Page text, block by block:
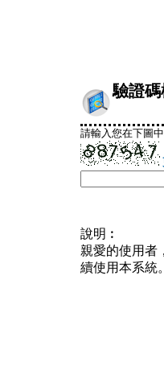
驗證碼
請輸入您在下圖
說明︰
親愛的使用者
續使用本系統